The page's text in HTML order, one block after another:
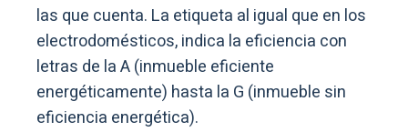
las que cuenta. La etiqueta al igual que en los
electrodomésticos, indica la eficiencia con
letras de la A (inmueble eficiente
energéticamente) hasta la G (inmueble sin
eficiencia energética).